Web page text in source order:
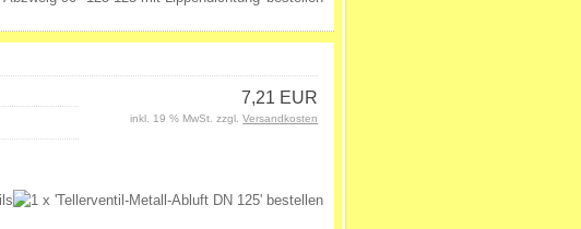
7,21 EUR
inkl. 19 % MwSt. zzgl.Versandkosten